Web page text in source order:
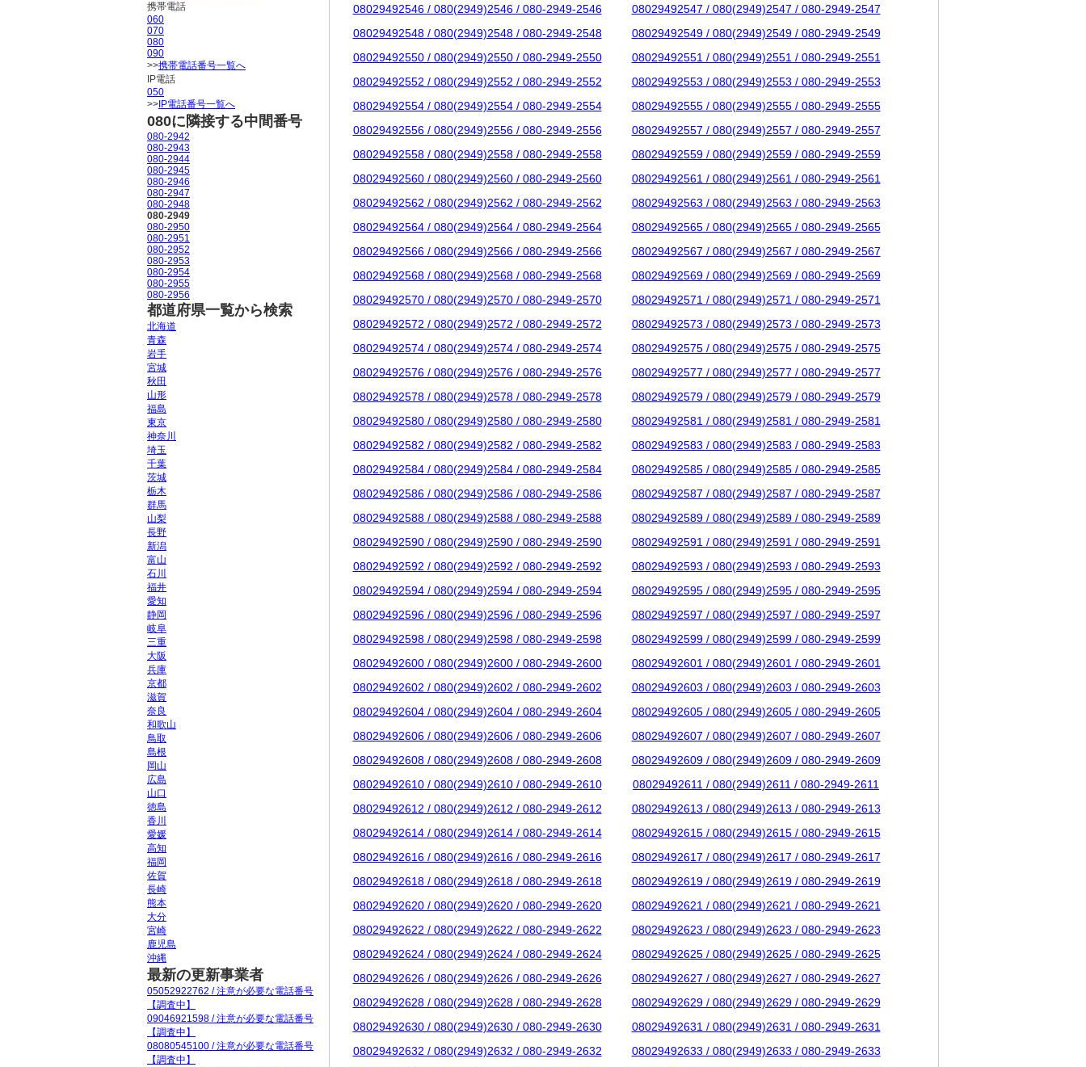
08029492546 / 080(2949)2546 / 080-2949-2546
08029492547 / 080(2949)2547 / 080-2949-2547
08029492548 / 080(2949)2548 / 080-2949-2548
08029492549 / 080(2949)2549 / 080-2949-2549
08029492550 / 080(2949)2550 / 080-2949-2550
08029492551 / 080(2949)2551 / 080-2949-2551
08029492552 / 080(2949)2552 / 080-2949-2552
08029492553 / 080(2949)2553 / 080-2949-2553
08029492554 / 080(2949)2554 / 080-2949-2554
08029492555 / 080(2949)2555 / 080-2949-2555
08029492556 / 080(2949)2556 / 080-2949-2556
08029492557 / 080(2949)2557 / 080-2949-2557
08029492558 / 080(2949)2558 / 080-2949-2558
08029492559 / 080(2949)2559 / 080-2949-2559
08029492560 / 080(2949)2560 / 080-2949-2560
08029492561 / 080(2949)2561 / 080-2949-2561
08029492562 / 080(2949)2562 / 080-2949-2562
08029492563 / 080(2949)2563 / 080-2949-2563
08029492564 / 080(2949)2564 / 080-2949-2564
08029492565 / 080(2949)2565 / 080-2949-2565
08029492566 / 080(2949)2566 / 080-2949-2566
08029492567 / 080(2949)2567 / 080-2949-2567
08029492568 / 080(2949)2568 / 080-2949-2568
08029492569 / 080(2949)2569 / 080-2949-2569
08029492570 / 080(2949)2570 / 080-2949-2570
08029492571 / 080(2949)2571 / 080-2949-2571
08029492572 / 080(2949)2572 / 080-2949-2572
08029492573 / 080(2949)2573 / 080-2949-2573
08029492574 / 080(2949)2574 / 080-2949-2574
08029492575 / 080(2949)2575 / 080-2949-2575
08029492576 / 080(2949)2576 / 080-2949-2576
08029492577 / 080(2949)2577 / 080-2949-2577
08029492578 / 080(2949)2578 / 080-2949-2578
08029492579 / 080(2949)2579 / 080-2949-2579
08029492580 / 080(2949)2580 / 080-2949-2580
08029492581 / 080(2949)2581 / 080-2949-2581
08029492582 / 080(2949)2582 / 080-2949-2582
08029492583 / 080(2949)2583 / 080-2949-2583
08029492584 / 080(2949)2584 / 080-2949-2584
08029492585 / 080(2949)2585 / 080-2949-2585
08029492586 / 080(2949)2586 / 080-2949-2586
08029492587 / 080(2949)2587 / 080-2949-2587
08029492588 / 080(2949)2588 / 080-2949-2588
08029492589 / 080(2949)2589 / 080-2949-2589
08029492590 / 080(2949)2590 / 080-2949-2590
08029492591 / 080(2949)2591 / 080-2949-2591
08029492592 / 080(2949)2592 / 080-2949-2592
08029492593 / 080(2949)2593 / 080-2949-2593
08029492594 / 080(2949)2594 / 080-2949-2594
08029492595 / 080(2949)2595 / 080-2949-2595
08029492596 / 080(2949)2596 / 080-2949-2596
08029492597 / 080(2949)2597 / 080-2949-2597
08029492598 / 080(2949)2598 / 080-2949-2598
08029492599 / 080(2949)2599 / 080-2949-2599
08029492600 / 080(2949)2600 / 080-2949-2600
08029492601 / 080(2949)2601 / 080-2949-2601
08029492602 / 080(2949)2602 / 080-2949-2602
08029492603 / 080(2949)2603 / 080-2949-2603
08029492604 / 080(2949)2604 / 080-2949-2604
08029492605 / 080(2949)2605 / 080-2949-2605
08029492606 / 080(2949)2606 / 080-2949-2606
08029492607 / 080(2949)2607 / 080-2949-2607
08029492608 / 080(2949)2608 / 080-2949-2608
08029492609 / 080(2949)2609 / 080-2949-2609
08029492610 / 080(2949)2610 / 080-2949-2610
08029492611 / 080(2949)2611 / 080-2949-2611
08029492612 / 080(2949)2612 / 080-2949-2612
08029492613 / 080(2949)2613 / 080-2949-2613
08029492614 / 080(2949)2614 / 080-2949-2614
08029492615 / 080(2949)2615 / 080-2949-2615
08029492616 / 080(2949)2616 / 080-2949-2616
08029492617 / 080(2949)2617 / 080-2949-2617
08029492618 / 080(2949)2618 / 080-2949-2618
08029492619 / 080(2949)2619 / 080-2949-2619
08029492620 / 080(2949)2620 / 080-2949-2620
08029492621 / 080(2949)2621 / 080-2949-2621
08029492622 / 080(2949)2622 / 080-2949-2622
08029492623 / 080(2949)2623 / 080-2949-2623
08029492624 / 080(2949)2624 / 080-2949-2624
08029492625 / 080(2949)2625 / 080-2949-2625
08029492626 / 080(2949)2626 / 080-2949-2626
08029492627 / 080(2949)2627 / 080-2949-2627
08029492628 / 080(2949)2628 / 080-2949-2628
08029492629 / 080(2949)2629 / 080-2949-2629
08029492630 / 080(2949)2630 / 080-2949-2630
08029492631 / 080(2949)2631 / 080-2949-2631
08029492632 / 080(2949)2632 / 080-2949-2632
08029492633 / 080(2949)2633 / 080-2949-2633
携帯電話
060
070
080
090
>>携帯電話番号一覧へ
IP電話
050
>> IP電話番号一覧へ
080に隣接する中間番号
080-2942
080-2943
080-2944
080-2945
080-2946
080-2947
080-2948
080-2949
080-2950
080-2951
080-2952
080-2953
080-2954
080-2955
080-2956
都道府県一覧から検索
北海道
青森
岩手
宮城
秋田
山形
福島
東京
神奈川
埼玉
千葉
茨城
栃木
群馬
山梨
長野
新潟
富山
石川
福井
愛知
静岡
岐阜
三重
大阪
兵庫
京都
滋賀
奈良
和歌山
鳥取
島根
岡山
広島
山口
徳島
香川
愛媛
高知
福岡
佐賀
長崎
熊本
大分
宮崎
鹿児島
沖縄
最新の更新事業者
05052922762 / 注意が必要な電話番号
【調査中】
09046921598 / 注意が必要な電話番号
【調査中】
08080545100 / 注意が必要な電話番号
【調査中】